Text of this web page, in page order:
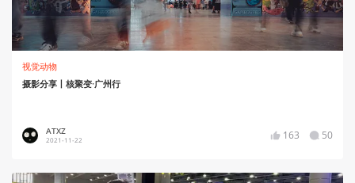
视觉动物
摄影分享丨核聚变·广州行
ATXZ
2021-11-22 163 50